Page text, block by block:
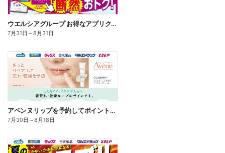
ウエルシアグループ お得なアプリクーポン
7月31日 ～8月31日
アベンヌリップを予約してポイントゲット!
7月30日 ～8月18日